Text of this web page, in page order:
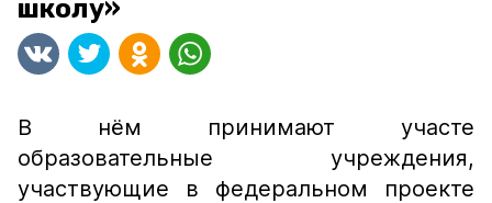
школу»
В нём принимают участе
образовательные учреждения,
участвующие в федеральном проекте